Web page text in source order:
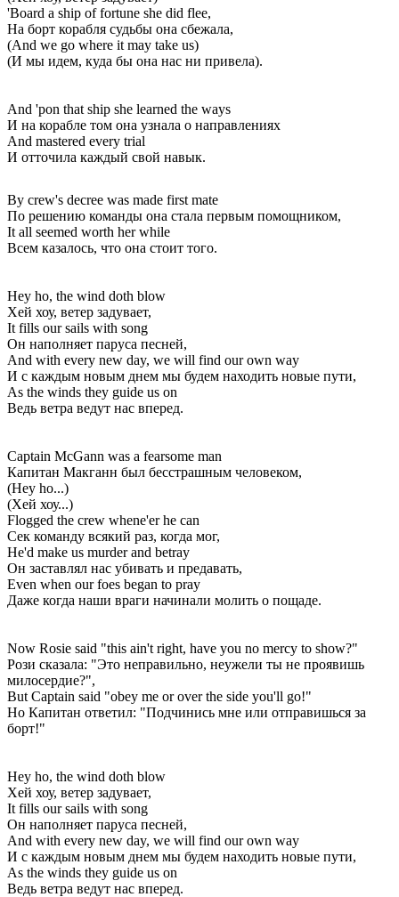
'Board a ship of fortune she did flee,
На борт корабля судьбы она сбежала,
(And we go where it may take us)
(И мы идем, куда бы она нас ни привела).
And 'pon that ship she learned the ways
И на корабле том она узнала о направлениях
And mastered every trial
И отточила каждый свой навык.
By crew's decree was made first mate
По решению команды она стала первым помощником,
It all seemed worth her while
Всем казалось, что она стоит того.
Hey ho, the wind doth blow
Хей хоу, ветер задувает,
It fills our sails with song
Он наполняет паруса песней,
And with every new day, we will find our own way
И с каждым новым днем мы будем находить новые пути,
As the winds they guide us on
Ведь ветра ведут нас вперед.
Captain McGann was a fearsome man
Капитан Макганн был бесстрашным человеком,
(Hey ho...)
(Хей хоу...)
Flogged the crew whene'er he can
Сек команду всякий раз, когда мог,
He'd make us murder and betray
Он заставлял нас убивать и предавать,
Even when our foes began to pray
Даже когда наши враги начинали молить о пощаде.
Now Rosie said "this ain't right, have you no mercy to show?"
Рози сказала: "Это неправильно, неужели ты не проявишь
милосердие?",
But Captain said "obey me or over the side you'll go!"
Но Капитан ответил: "Подчинись мне или отправишься за
борт!"
Hey ho, the wind doth blow
Хей хоу, ветер задувает,
It fills our sails with song
Он наполняет паруса песней,
And with every new day, we will find our own way
И с каждым новым днем мы будем находить новые пути,
As the winds they guide us on
Ведь ветра ведут нас вперед.